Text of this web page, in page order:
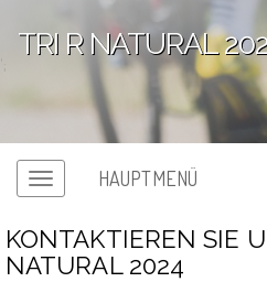
TRI R NATURAL
';
HAUPTMENÜ
KONTAKTIEREN SIE
NATURAL 2024